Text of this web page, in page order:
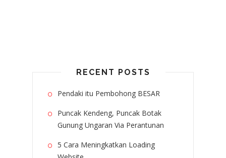
RECENT POSTS
Pendaki itu Pembohong BESAR
Puncak Kendeng, Puncak Botak
Gunung Ungaran Via Perantunan
5 Cara Meningkatkan Loading